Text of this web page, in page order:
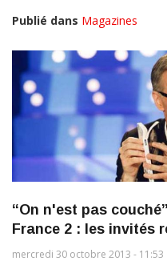
Publié dans Magazines
“On n'est pas
France 2 : les invités
mercredi 30 octobre 2013 - 11:53